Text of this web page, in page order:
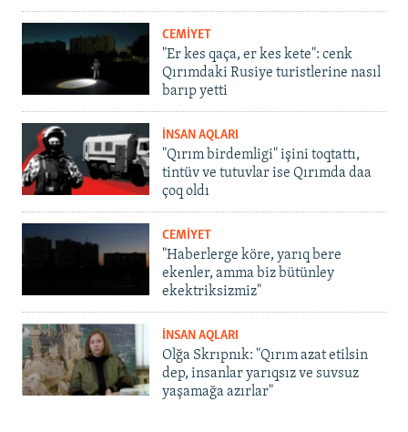
CEMİYET
"Er kes qaça, er kes kete": cenk
Qırımdaki Rusiye turistlerine nasıl
barıp yetti
İNSAN AQLARI
"Qırım birdemligi" işini toqtattı,
tintüv ve tutuvlar ise Qırımda daa
çoq oldı
CEMİYET
"Haberlerge köre, yarıq bere
ekenler, amma biz bütünley
ekektriksizmiz"
İNSAN AQLARI
Olğa Skrıpnık: "Qırım azat etilsin
dep, insanlar yarıqsız ve suvsuz
yaşamağa azırlar"